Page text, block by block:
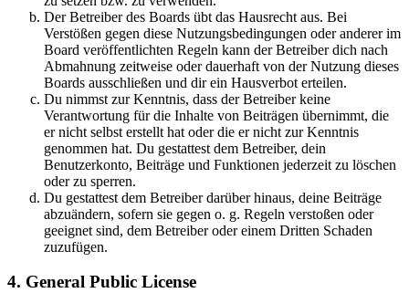
Der Betreiber des Boards übt das Hausrecht aus. Bei
Verstößen gegen diese Nutzungsbedingungen oder anderer im
Board veröffentlichten Regeln kann der Betreiber dich nach
Abmahnung zeitweise oder dauerhaft von der Nutzung dieses
Boards ausschließen und dir ein Hausverbot erteilen.
Du nimmst zur Kenntnis, dass der Betreiber keine
Verantwortung für die Inhalte von Beiträgen übernimmt, die
er nicht selbst erstellt hat oder die er nicht zur Kenntnis
genommen hat. Du gestattest dem Betreiber, dein
Benutzerkonto, Beiträge und Funktionen jederzeit zu löschen
oder zu sperren.
Du gestattest dem Betreiber darüber hinaus, deine Beiträge
abzuändern, sofern sie gegen o. g. Regeln verstoßen oder
geeignet sind, dem Betreiber oder einem Dritten Schaden
zuzufügen.
4. General Public License